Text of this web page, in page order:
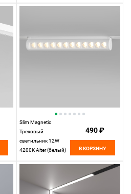
Slim Magnetic
Трековый
светильник 12W
4200K Alter (белый)
490 ₽
В КОРЗИНУ